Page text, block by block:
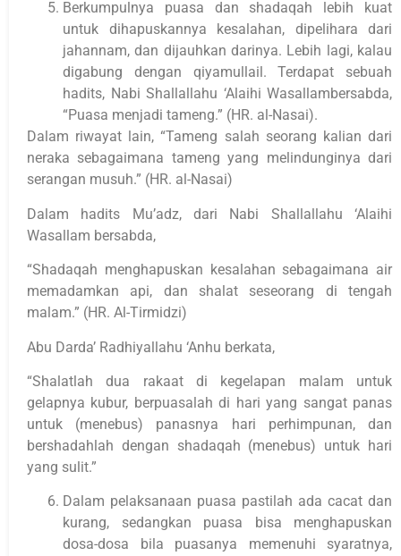
Berkumpulnya puasa dan shadaqah lebih kuat
untuk dihapuskannya kesalahan, dipelihara dari
jahannam, dan dijauhkan darinya. Lebih lagi, kalau
digabung dengan qiyamullail. Terdapat sebuah
hadits, Nabi Shallallahu ‘Alaihi Wasallambersabda,
“Puasa menjadi tameng.” (HR. al-Nasai).
Dalam riwayat lain, “Tameng salah seorang kalian dari
neraka sebagaimana tameng yang melindunginya dari
serangan musuh.” (HR. al-Nasai)
Dalam hadits Mu’adz, dari Nabi Shallallahu ‘Alaihi
Wasallam bersabda,
“Shadaqah menghapuskan kesalahan sebagaimana air
memadamkan api, dan shalat seseorang di tengah
malam.” (HR. Al-Tirmidzi)
Abu Darda’ Radhiyallahu ‘Anhu berkata,
“Shalatlah dua rakaat di kegelapan malam untuk
gelapnya kubur, berpuasalah di hari yang sangat panas
untuk (menebus) panasnya hari perhimpunan, dan
bershadahlah dengan shadaqah (menebus) untuk hari
yang sulit.”
Dalam pelaksanaan puasa pastilah ada cacat dan
kurang, sedangkan puasa bisa menghapuskan
dosa-dosa bila puasanya memenuhi syaratnya,